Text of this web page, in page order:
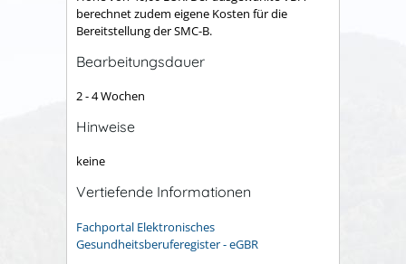
berechnet zudem eigene Kosten für die
Bereitstellung der SMC-B.
Bearbeitungsdauer
2 - 4 Wochen
Hinweise
keine
Vertiefende Informationen
Fachportal Elektronisches
Gesundheitsberuferegister - eGBR